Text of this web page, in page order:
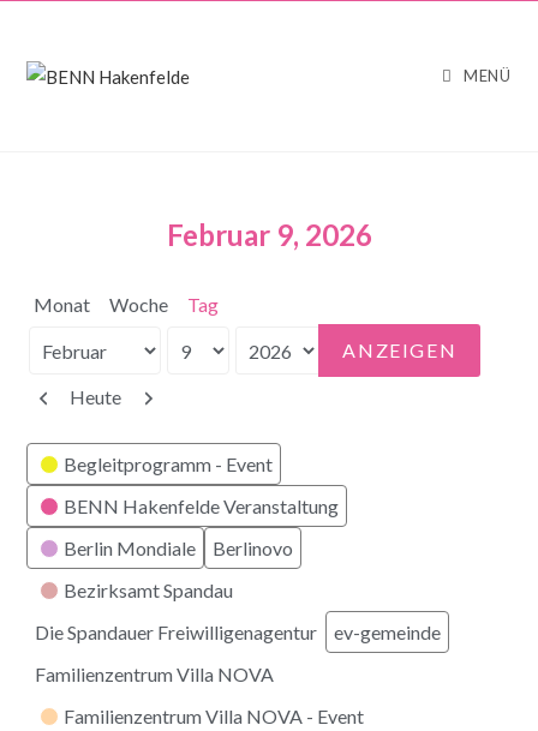
MENÜ
Februar 9, 2026
Monat Woche Tag
Monat
Tag
Jahr
Zurück
Heute Weiter
Kategorien
Begleitprogramm - Event
BENN Hakenfelde Veranstaltung
Berlin Mondiale
Berlinovo
Bezirksamt Spandau
Die Spandauer Freiwilligenagentur
ev-gemeinde
Familienzentrum Villa NOVA
Familienzentrum Villa NOVA - Event